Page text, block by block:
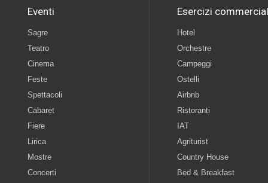
Eventi
Sagre
Teatro
Cinema
Feste
Spettacoli
Cabaret
Fiere
Lirica
Mostre
Concerti
Esercizi
Hotel
Orchestre
Campeggi
Ostelli
Airbnb
Ristoranti
IAT
Agriturist
Country House
Bed & Breakfast